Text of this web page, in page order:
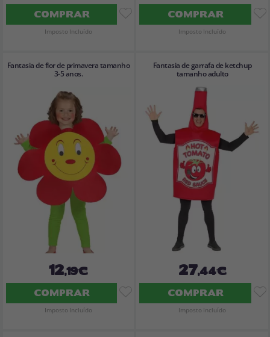
COMPRAR
Imposto Incluído
COMPRAR
Imposto Incluído
Fantasia de flor de primavera tamanho
3-5 anos.
12,19€
COMPRAR
Imposto Incluído
Fantasia de garrafa de ketchup
tamanho adulto
27,44€
COMPRAR
Imposto Incluído